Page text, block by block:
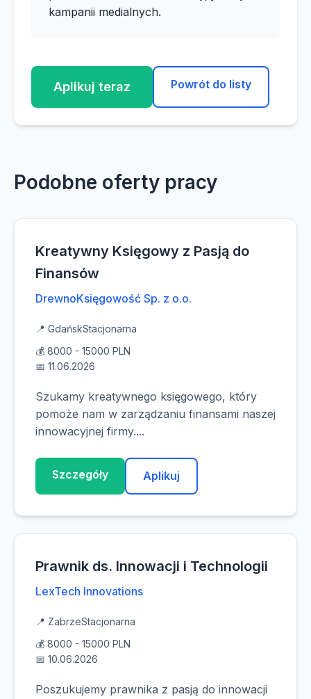
kampanii medialnych.
Aplikuj teraz Powrót do listy
Podobne oferty pracy
Kreatywny Księgowy z Pasją do
Finansów
DrewnoKsięgowość Sp. z o.o.
📍 GdańskStacjonarna
💰 8000 - 15000 PLN
📅 11.06.2026
Szukamy kreatywnego księgowego, który
pomoże nam w zarządzaniu finansami naszej
innowacyjnej firmy....
Szczegóły Aplikuj
Prawnik ds. Innowacji i Technologii
LexTech Innovations
📍 ZabrzeStacjonarna
💰 8000 - 15000 PLN
📅 10.06.2026
Poszukujemy prawnika z pasją do innowacji